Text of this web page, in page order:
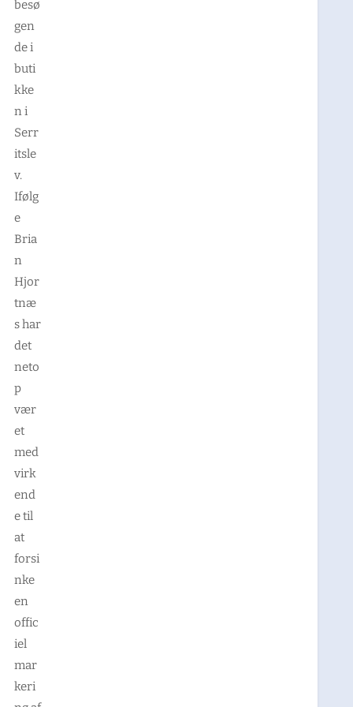
besø
gen
de i
buti
kke
n i
Serr
itsle
v.
Ifølg
e
Bria
n
Hjor
tnæ
s har
det
neto
p
vær
et
med
virk
end
e til
at
forsi
nke
en
offic
iel
mar
keri